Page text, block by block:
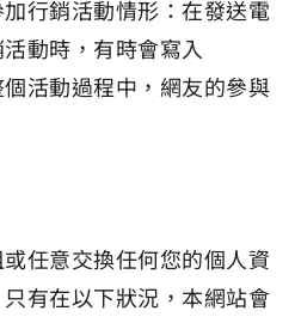
行銷活動情形：在發送電
動時，有時會寫入
活動過程中，網友的參與
任意交換任何您的個人資
有在以下狀況，本網站會